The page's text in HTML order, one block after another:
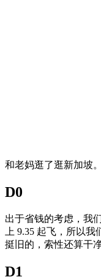
和老妈逛了逛新加坡。
D0
出于省钱的考虑，我
上 9.35 起飞，所以
挺旧的，索性还算干净
D1